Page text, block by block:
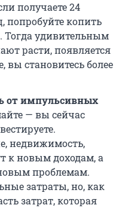
получаете 24
попробуйте копить
Тогда удивительным
расти, появляется
вы становитесь более
от импульсивных
— вы сейчас
недвижимость,
к новым доходам, а
проблемам.
затраты, но, как
затрат, которая